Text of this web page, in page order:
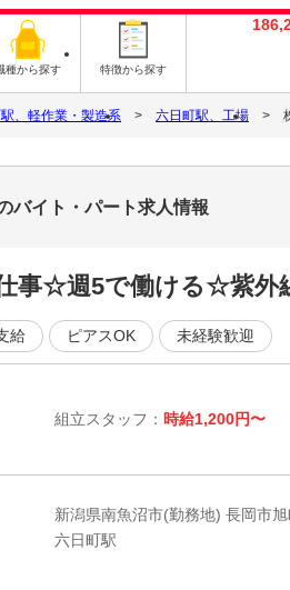
種から探す 特徴から探す
、軽作業・製造系 六日町駅、工場
バイト・パート求人情報
事☆週5で働ける☆紫
給 ピアスOK 未経験歓迎
組立スタッフ： 時給1,200円〜
新潟県南魚沼市(勤務地) 長岡市
六日町駅